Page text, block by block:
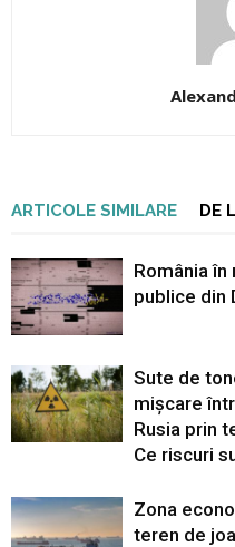
ARTICOLE SIMILARE DE
România
publice din
Sute de
mișcare
Rusia prin
Ce riscuri
Zona
teren de